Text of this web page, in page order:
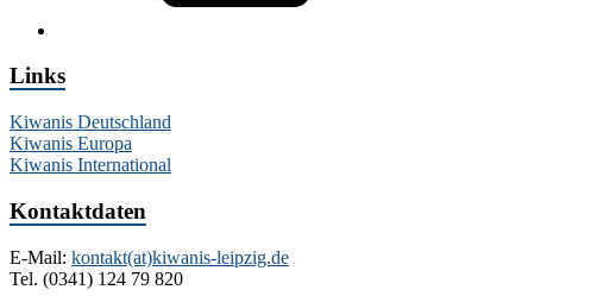
Links
Kiwanis Deutschland
Kiwanis Europa
Kiwanis International
Kontaktdaten
E-Mail: kontakt(at)kiwanis-leipzig.de
Tel. (0341) 124 79 820